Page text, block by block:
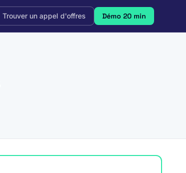
Trouver un appel d'offres Démo 20 min